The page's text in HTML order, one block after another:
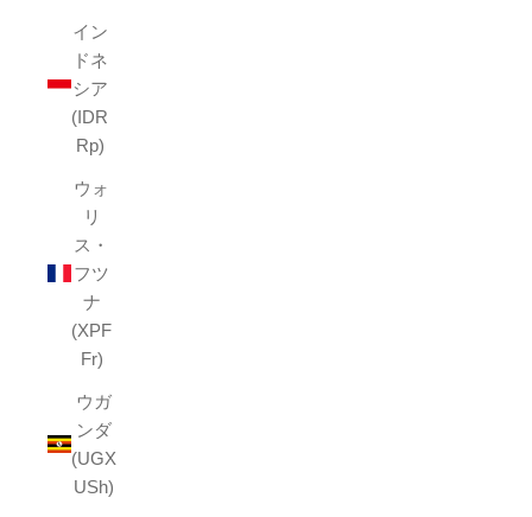
イン
ドネ
シア
(IDR
Rp)
ウォ
リ
ス・
フツ
ナ
(XPF
Fr)
ウガ
ンダ
(UGX
USh)